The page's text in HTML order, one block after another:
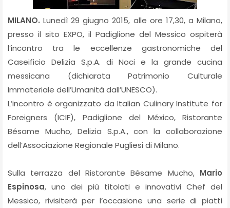
MILANO.Lunedì 29 giugno 2015, alle ore 17,30, a Milano,
presso il sito EXPO, il Padiglione del Messico ospiterà
l’incontro tra le eccellenze gastronomiche del
Caseificio Delizia S.p.A. di Noci e la grande cucina
messicana (dichiarata Patrimonio Culturale
Immateriale dell’Umanità dall’UNESCO).
L’incontro è organizzato da Italian Culinary Institute for
Foreigners (ICIF), Padiglione del México, Ristorante
Bésame Mucho, Delizia S.p.A., con la collaborazione
dell’Associazione Regionale Pugliesi di Milano.
Sulla terrazza del Ristorante Bésame Mucho, Mario
Espinosa, uno dei più titolati e innovativi Chef del
Messico, rivisiterà per l’occasione una serie di piatti